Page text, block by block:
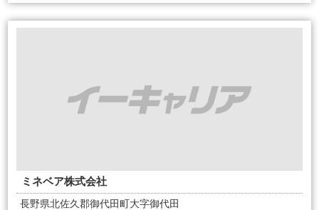
ミネベア株式会社
長野県北佐久郡御代田町大字御代田